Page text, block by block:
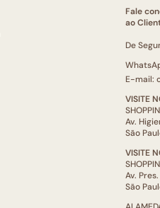
Fale
ao
De
E-mail:
VISITE
Av.
São
VISITE
Av.
São